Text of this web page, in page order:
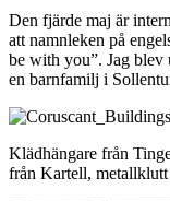
Den fjärde maj är
att namnleken på
be with you”. Jag blev
en barnfamilj i
Klädhängare från
från Kartell,